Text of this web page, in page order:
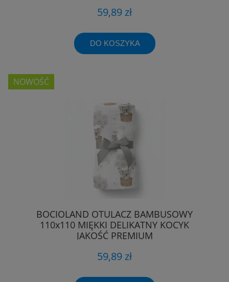
59,89 zł
DO KOSZYKA
BOCIOLAND OTULACZ BAMBUSOWY
110x110 MIĘKKI DELIKATNY KOCYK
JAKOŚĆ PREMIUM
59,89 zł
NOWOŚĆ